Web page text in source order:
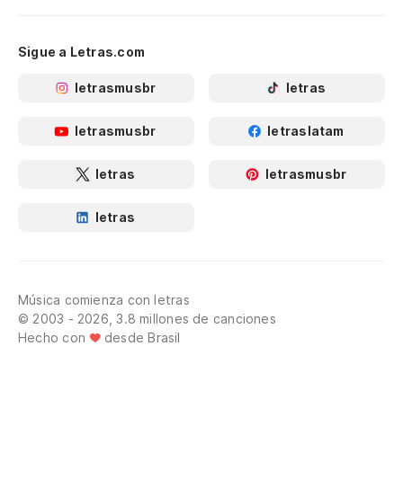
Sigue a Letras.com
letrasmusbr letras
letrasmusbr letraslatam
letras letrasmusbr
letras
Música comienza con letras
© 2003 - 2026, 3.8 millones de canciones
Hecho con
desde Brasil